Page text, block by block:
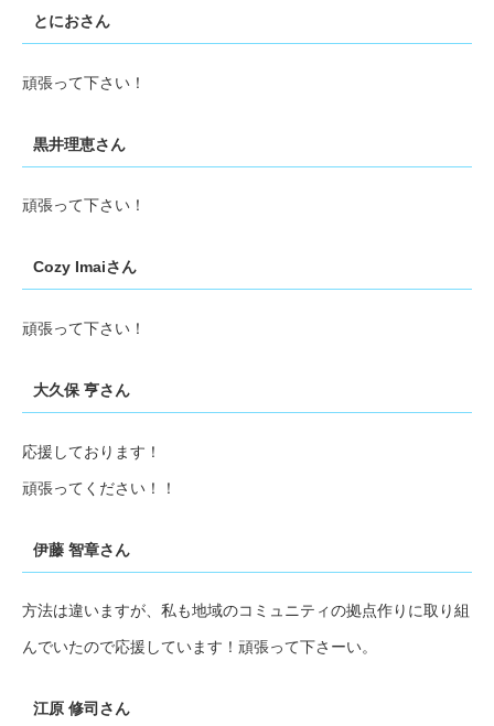
とにおさん
頑張って下さい！
黒井理恵さん
頑張って下さい！
Cozy Imaiさん
頑張って下さい！
大久保 亨さん
応援しております！
頑張ってください！！
伊藤 智章さん
方法は違いますが、私も地域のコミュニティの拠点作りに取り組
んでいたので応援しています！頑張って下さーい。
江原 修司さん